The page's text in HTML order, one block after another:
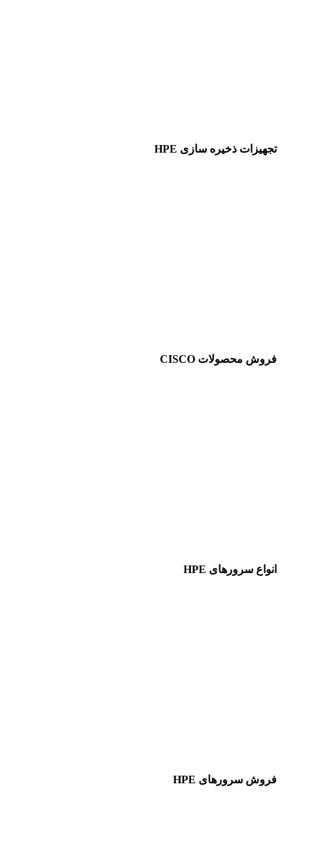
تجهیزات ذخیره سازی HPE
فروش محصولات CISCO
انواع سرورهای HPE
فروش سرورهای HPE